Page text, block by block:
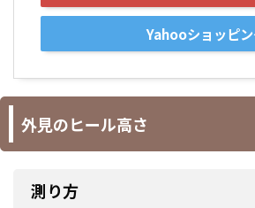
Yahooショッピ
外見のヒール高さ
測り方